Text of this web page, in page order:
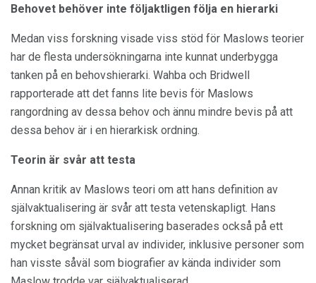
Behovet behöver inte följaktligen följa en hierarki
Medan viss forskning visade viss stöd för Maslows teorier
har de flesta undersökningarna inte kunnat underbygga
tanken på en behovshierarki. Wahba och Bridwell
rapporterade att det fanns lite bevis för Maslows
rangordning av dessa behov och ännu mindre bevis på att
dessa behov är i en hierarkisk ordning.
Teorin är svår att testa
Annan kritik av Maslows teori om att hans definition av
självaktualisering är svår att testa vetenskapligt. Hans
forskning om självaktualisering baserades också på ett
mycket begränsat urval av individer, inklusive personer som
han visste såväl som biografier av kända individer som